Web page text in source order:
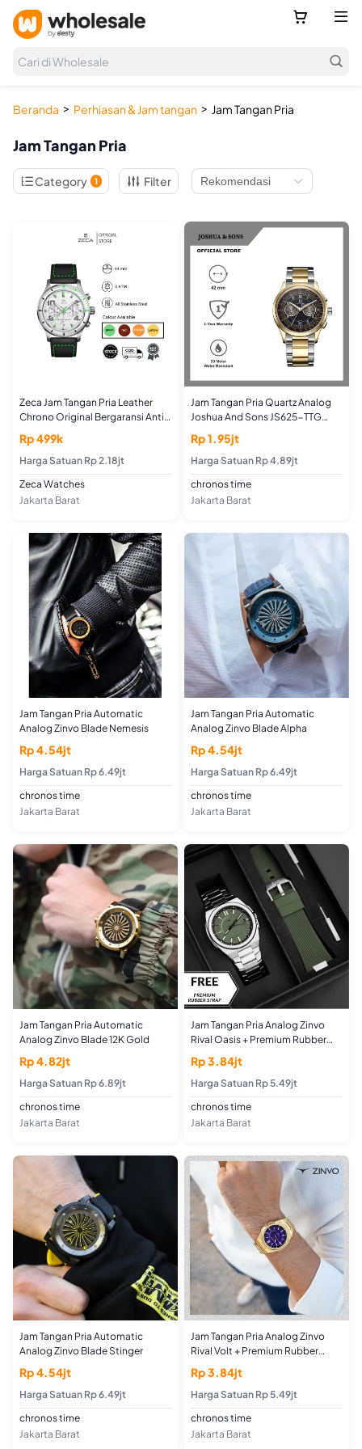
 
Cari di Wholesale 
Beranda > Perhiasan & Jam tangan > Jam Tangan Pria
Jam Tangan Pria
Category 1 Filter
Zeca Jam Tangan Pria Leather
Chrono Original Bergaransi Anti
Air 229M series
Rp 499k
Harga Satuan Rp 2.18jt
Zeca Watches
Jakarta Barat
Jam Tangan Pria Quartz Analog
Joshua And Sons JS625-TTG
Silver Gold
Rp 1.95jt
Harga Satuan Rp 4.89jt
chronos time
Jakarta Barat
Jam Tangan Pria Automatic
Analog Zinvo Blade Nemesis
Rp 4.54jt
Harga Satuan Rp 6.49jt
chronos time
Jakarta Barat
Jam Tangan Pria Automatic
Analog Zinvo Blade Alpha
Rp 4.54jt
Harga Satuan Rp 6.49jt
chronos time
Jakarta Barat
Jam Tangan Pria Automatic
Analog Zinvo Blade 12K Gold
Rp 4.82jt
Harga Satuan Rp 6.89jt
chronos time
Jakarta Barat
Jam Tangan Pria Analog Zinvo
Rival Oasis + Premium Rubber
Strap
Rp 3.84jt
Harga Satuan Rp 5.49jt
chronos time
Jakarta Barat
Jam Tangan Pria Automatic
Analog Zinvo Blade Stinger
Rp 4.54jt
Harga Satuan Rp 6.49jt
chronos time
Jakarta Barat
Jam Tangan Pria Analog Zinvo
Rival Volt + Premium Rubber
Strap
Rp 3.84jt
Harga Satuan Rp 5.49jt
chronos time
Jakarta Barat